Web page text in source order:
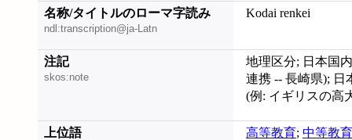
名称/タイトルのローマ字読み
ndl:transcription@ja-Latn
Kodai renkei
注記
skos:note
地理区分; 日本国
連携 -- 長崎県); 日
(例: イギリスの高
上位語 高等教育; 中等教育